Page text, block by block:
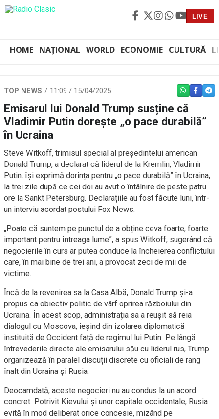
LIVE
HOME NAȚIONAL WORLD ECONOMIE CULTURĂ
TOP NEWS 11:09 / 15/04/2025 WHATSAPP
Emisarul lui Donald Trump susține că
Vladimir Putin dorește „o pace durabilă”
în Ucraina
Steve Witkoff, trimisul special al președintelui american
Donald Trump, a declarat că liderul de la Kremlin, Vladimir
Putin, își exprimă dorința pentru „o pace durabilă” în Ucraina,
la trei zile după ce cei doi au avut o întâlnire de peste patru
ore la Sankt Petersburg. Declarațiile au fost făcute luni, într-
un interviu acordat postului Fox News.
„Poate că suntem pe punctul de a obține ceva foarte, foarte
important pentru întreaga lume”, a spus Witkoff, sugerând că
negocierile în curs ar putea conduce la încheierea conflictului
care, în mai bine de trei ani, a provocat zeci de mii de
victime.
Încă de la revenirea sa la Casa Albă, Donald Trump și-a
propus ca obiectiv politic de vârf oprirea războiului din
Ucraina. În acest scop, administrația sa a reușit să reia
dialogul cu Moscova, ieșind din izolarea diplomatică
instituită de Occident față de regimul lui Putin. Pe lângă
întrevederile directe ale emisarului său cu liderul rus, Trump
organizează în paralel discuții discrete cu oficiali de rang
înalt din Ucraina și Rusia.
Deocamdată, aceste negocieri nu au condus la un acord
concret. Potrivit Kievului și unor capitale occidentale, Rusia
evită în mod deliberat orice concesie, mizând pe